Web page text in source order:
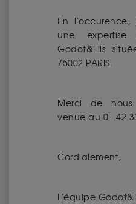
En
une
Godot&Fils
75002 PARIS.
Merci de
venue au
Cordialement,
L'équipe